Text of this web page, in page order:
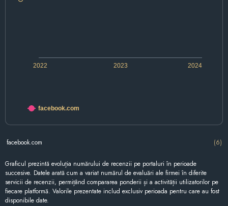
2022 2023 2024
facebook.com
facebook.com (6)
Graficul prezintă evoluția numărului de recenzii pe portaluri în perioade
succesive. Datele arată cum a variat numărul de evaluări ale firmei în diferite
servicii de recenzii, permițând compararea ponderii și a activității utilizatorilor pe
fiecare platformă. Valorile prezentate includ exclusiv perioada pentru care au fost
disponibile date.